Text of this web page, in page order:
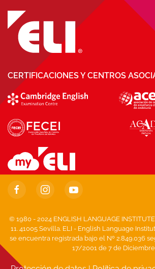
CERTIFICACIONES Y CENTROS
© 1980 - 2024 ENGLISH LANGUAGE
11. 41005 Sevilla. ELI - English Language
se encuentra registrada bajo el Nº 2.849.036
17/2001 de 7 de